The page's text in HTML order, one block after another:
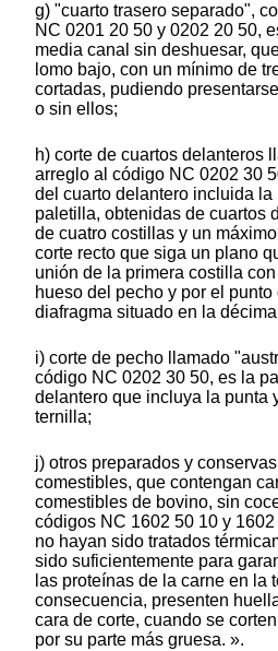
g) "cuarto trasero separado",
NC 0201 20 50 y 0202 20 50,
media canal sin deshuesar,
lomo bajo, con un mínimo de
cortadas, pudiendo
o sin ellos;
h) corte de cuartos delanteros
arreglo al código NC 0202 30
del cuarto delantero incluida la
paletilla, obtenidas de cuartos
de cuatro costillas y un
corte recto que siga un plano
unión de la primera costilla
hueso del pecho y por el punto
diafragma situado en la
i) corte de pecho llamado
código NC 0202 30 50, es la
delantero que incluya la punta
ternilla;
j) otros preparados y
comestibles, que contengan
comestibles de bovino, sin
códigos NC 1602 50 10 y
no hayan sido tratados
sido suficientemente para
las proteínas de la carne en la
consecuencia, presenten
cara de corte, cuando se
por su parte más gruesa. ».